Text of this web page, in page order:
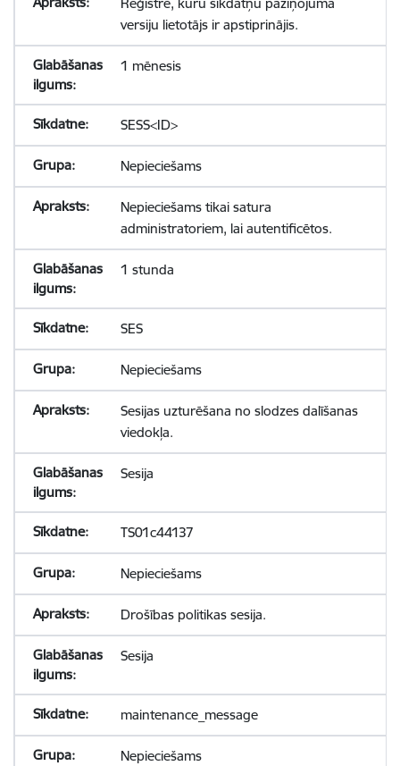
versiju lietotājs ir apstiprinājis.
1 mēnesis
SESS<ID>
Nepieciešams
Nepieciešams tikai satura
administratoriem, lai autentificētos.
1 stunda
SES
Nepieciešams
Sesijas uzturēšana no slodzes dalīšanas
viedokļa.
Sesija
TS01c44137
Nepieciešams
Drošības politikas sesija.
Sesija
maintenance_message
Nepieciešams